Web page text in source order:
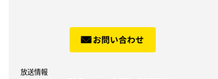
放送情報